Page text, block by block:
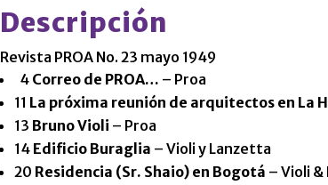
Descripción
Revista PROA No. 23 mayo 1949
4 Correo de PROA… – Proa
11 La próxima reunión de arquitectos en La
13 Bruno Violi – Proa
14 Edificio Buraglia – Violi y Lanzetta
20 Residencia (Sr. Shaio) en Bogotá – Violi